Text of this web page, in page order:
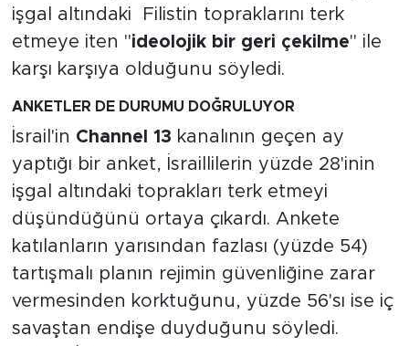
işgal altındaki Filistin topraklarını terk
etmeye iten "ideolojik bir geri çekilme" ile
karşı karşıya olduğunu söyledi.
ANKETLER DE DURUMU DOĞRULUYOR
İsrail'in Channel 13 kanalının geçen ay
yaptığı bir anket, İsraillilerin yüzde 28'inin
işgal altındaki toprakları terk etmeyi
düşündüğünü ortaya çıkardı. Ankete
katılanların yarısından fazlası (yüzde 54)
tartışmalı planın rejimin güvenliğine zarar
vermesinden korktuğunu, yüzde 56'sı ise iç
savaştan endişe duyduğunu söyledi.